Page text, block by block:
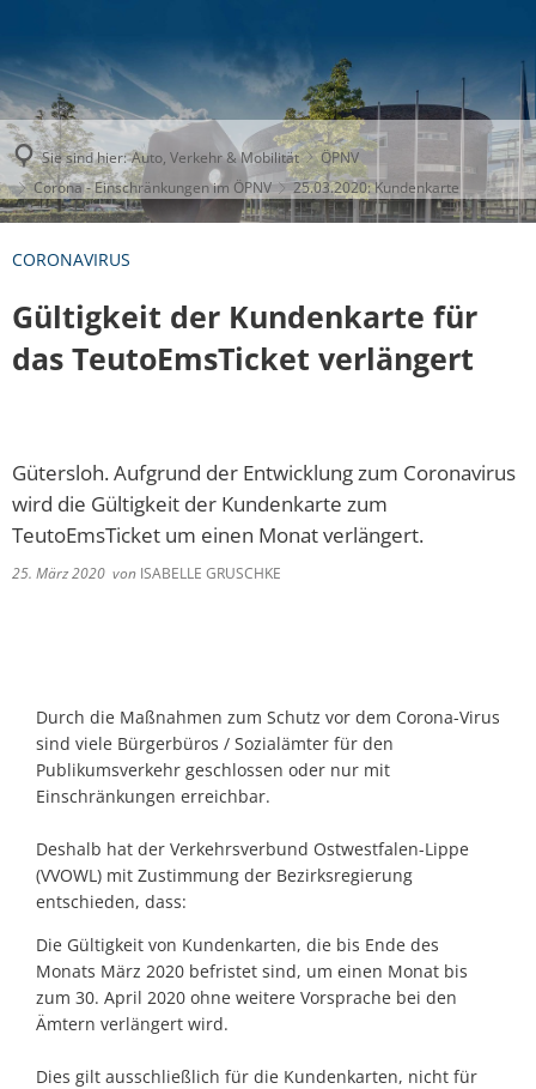
Sie sind hier: Auto, Verkehr & Mobilität
ÖPNV
Corona - Einschränkungen im ÖPNV
25.03.2020: Kundenkarte
CORONAVIRUS
Gültigkeit der Kundenkarte für
das TeutoEmsTicket verlängert
Gütersloh. Aufgrund der Entwicklung zum Coronavirus
wird die Gültigkeit der Kundenkarte zum
TeutoEmsTicket um einen Monat verlängert.
25. März 2020 von ISABELLE GRUSCHKE
Durch die Maßnahmen zum Schutz vor dem Corona-Virus
sind viele Bürgerbüros / Sozialämter für den
Publikumsverkehr geschlossen oder nur mit
Einschränkungen erreichbar.
Deshalb hat der Verkehrsverbund Ostwestfalen-Lippe
(VVOWL) mit Zustimmung der Bezirksregierung
entschieden, dass:
Die Gültigkeit von Kundenkarten, die bis Ende des
Monats März 2020 befristet sind, um einen Monat bis
zum 30. April 2020 ohne weitere Vorsprache bei den
Ämtern verlängert wird.
Dies gilt ausschließlich für die Kundenkarten, nicht für